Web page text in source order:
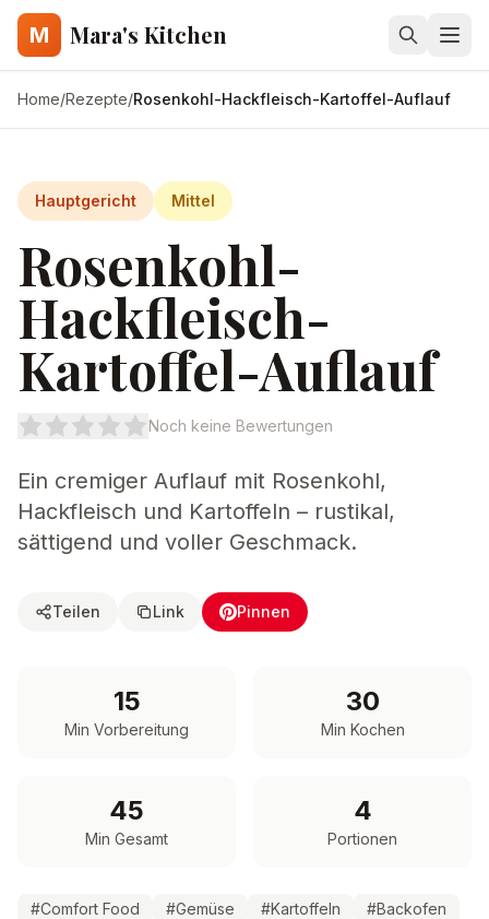
M Mara's Kitchen
Home/Rezepte/Rosenkohl-Hackfleisch-Kartoffel-Auflauf
Hauptgericht Mittel
Rosenkohl-
Hackfleisch-
Kartoffel-Auflauf
Noch keine Bewertungen
Ein cremiger Auflauf mit Rosenkohl,
Hackfleisch und Kartoffeln – rustikal,
sättigend und voller Geschmack.
Teilen Link Pinnen
15
Min Vorbereitung
30
Min Kochen
45
Min Gesamt
4
Portionen
#Comfort Food #Gemüse #Kartoffeln #Backofen